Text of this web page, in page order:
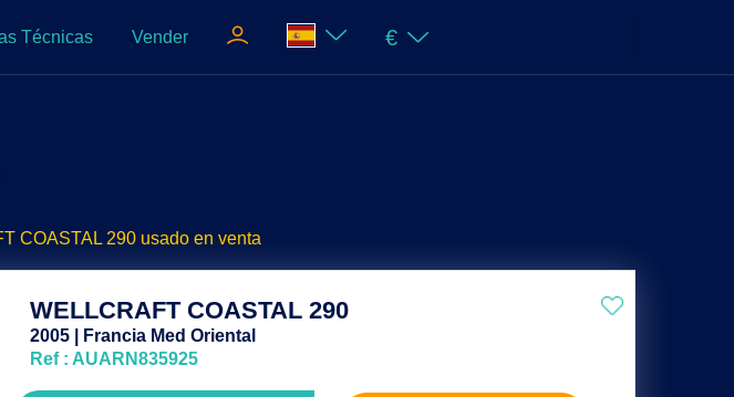
Técnicas Vender €
COASTAL 290 usado en venta
WELLCRAFT COASTAL 290
2005 | Francia Med Oriental
Ref : AUARN835925